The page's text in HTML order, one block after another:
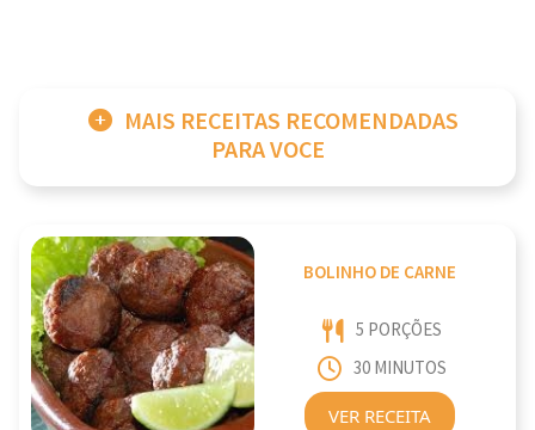
MAIS RECEITAS RECOMENDADAS
PARA VOCE
BOLINHO DE CARNE
5 PORÇÕES
30 MINUTOS
VER RECEITA